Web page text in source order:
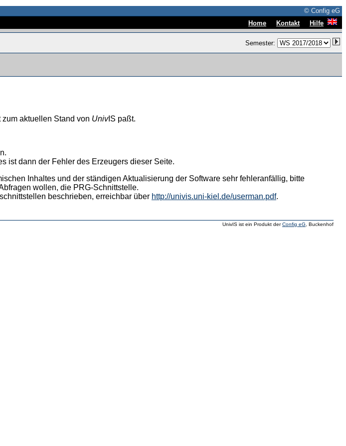
© Config eG
Home Kontakt Hilfe
Semester:
aktuellen Stand von UnivIS paßt.
ist dann der Fehler des Erzeugers dieser Seite.
Inhaltes und der ständigen Aktualisierung der Software sehr fehleranfällig, bitte
wollen, die PRG-Schnittstelle.
beschrieben, erreichbar über http://univis.uni-kiel.de/userman.pdf.
UnivIS ist ein Produkt derConfig eG , Buckenhof